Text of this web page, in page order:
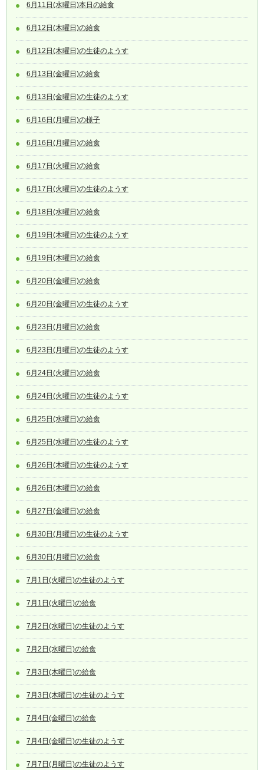
6月11日(水曜日)本日の給食
6月12日(木曜日)の給食
6月12日(木曜日)の生徒のようす
6月13日(金曜日)の給食
6月13日(金曜日)の生徒のようす
6月16日(月曜日)の様子
6月16日(月曜日)の給食
6月17日(火曜日)の給食
6月17日(火曜日)の生徒のようす
6月18日(水曜日)の給食
6月19日(木曜日)の生徒のようす
6月19日(木曜日)の給食
6月20日(金曜日)の給食
6月20日(金曜日)の生徒のようす
6月23日(月曜日)の給食
6月23日(月曜日)の生徒のようす
6月24日(火曜日)の給食
6月24日(火曜日)の生徒のようす
6月25日(水曜日)の給食
6月25日(水曜日)の生徒のようす
6月26日(木曜日)の生徒のようす
6月26日(木曜日)の給食
6月27日(金曜日)の給食
6月30日(月曜日)の生徒のようす
6月30日(月曜日)の給食
7月1日(火曜日)の生徒のようす
7月1日(火曜日)の給食
7月2日(水曜日)の生徒のようす
7月2日(水曜日)の給食
7月3日(木曜日)の給食
7月3日(木曜日)の生徒のようす
7月4日(金曜日)の給食
7月4日(金曜日)の生徒のようす
7月7日(月曜日)の生徒のようす